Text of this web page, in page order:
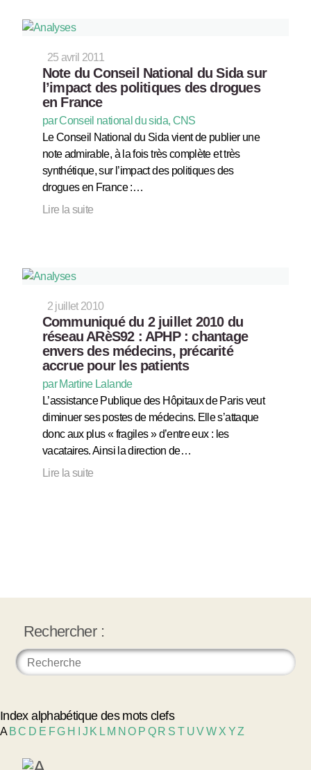
25 avril 2011
Note du Conseil National du Sida sur
l’impact des politiques des drogues
en France
par Conseil national du sida, CNS
Le Conseil National du Sida vient de publier une
note admirable, à la fois très complète et très
synthétique, sur l’impact des politiques des
drogues en France :…
Lire la suite
2 juillet 2010
Communiqué du 2 juillet 2010 du
réseau ARèS92 : APHP : chantage
envers des médecins, précarité
accrue pour les patients
par Martine Lalande
L’assistance Publique des Hôpitaux de Paris veut
diminuer ses postes de médecins. Elle s’attaque
donc aux plus « fragiles » d’entre eux : les
vacataires. Ainsi la direction de…
Lire la suite
Rechercher :
Index alphabétique des mots clefs
A BC D E FG H J K L M NO P Q R S T UVW X YZ